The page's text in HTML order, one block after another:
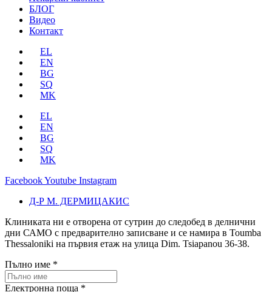
БЛОГ
Видео
Контакт
EL
EN
BG
SQ
MK
EL
EN
BG
SQ
MK
FacebookYoutube Instagram
Д-Р М. ДЕРМИЦАКИС
Клиниката ни е отворена от сутрин до следобед в делнични
дни САМО с предварително записване и се намира в Toumba
Thessaloniki на първия етаж на улица Dim. Tsiapanou 36-38.
Пълно име *
Електронна поща *